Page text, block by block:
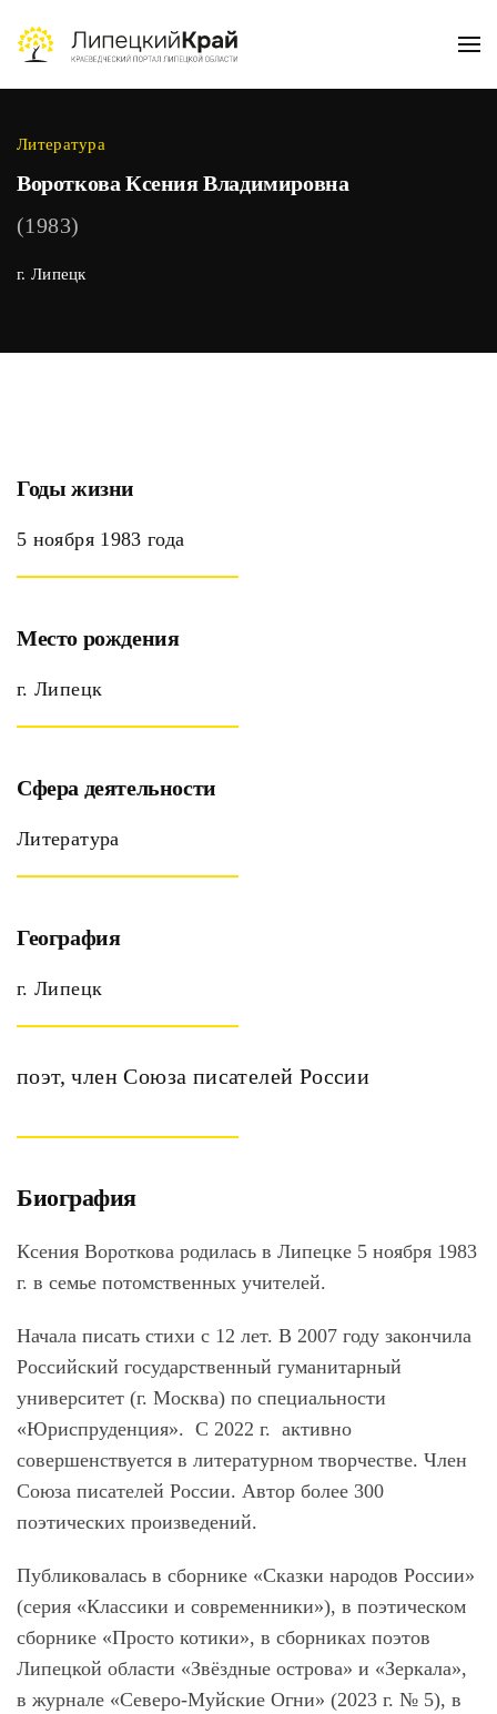
Skip to main content
Литература
Вороткова Ксения Владимировна
(1983)
г. Липецк
поэт, член Союза писателей России
Биография
Ксения Вороткова родилась в Липецке 5 ноября 1983
г. в семье потомственных учителей.
Начала писать стихи с 12 лет. В 2007 году закончила
Российский государственный гуманитарный
университет (г. Москва) по специальности
«Юриспруденция». С 2022 г. активно
совершенствуется в литературном творчестве. Член
Союза писателей России. Автор более 300
поэтических произведений.
Публиковалась в сборнике «Сказки народов России»
(серия «Классики и современники»), в поэтическом
сборнике «Просто котики», в сборниках поэтов
Липецкой области «Звёздные острова» и «Зеркала»,
в журнале «Северо-Муйские Огни» (2023 г. № 5), в
Годы жизни
5 ноября 1983 года
Место рождения
г. Липецк
Сфера деятельности
Литература
География
г. Липецк